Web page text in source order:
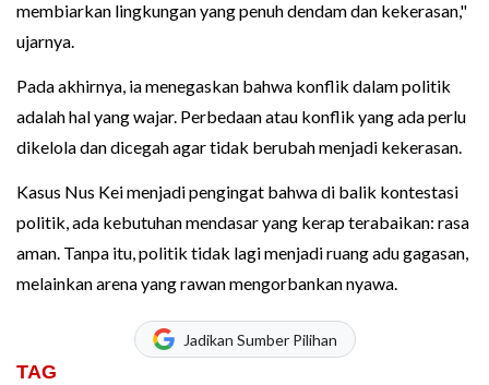
membiarkan lingkungan yang penuh dendam dan kekerasan,"
ujarnya.
Pada akhirnya, ia menegaskan bahwa konflik dalam politik
adalah hal yang wajar. Perbedaan atau konflik yang ada perlu
dikelola dan dicegah agar tidak berubah menjadi kekerasan.
Kasus Nus Kei menjadi pengingat bahwa di balik kontestasi
politik, ada kebutuhan mendasar yang kerap terabaikan: rasa
aman. Tanpa itu, politik tidak lagi menjadi ruang adu gagasan,
melainkan arena yang rawan mengorbankan nyawa.
Jadikan Sumber Pilihan
TAG